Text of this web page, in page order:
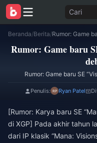
Cari
Beranda/Berita/
Rumor: Game baru
Rumor: Game baru SE
Penulis: Ryan Patel
[Rumor: Karya baru SE
di XGP] Pada akhir tahun
dari IP klasik “Mana: